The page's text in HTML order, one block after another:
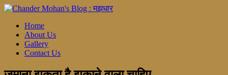
Home
About Us
Gallery
Contact Us